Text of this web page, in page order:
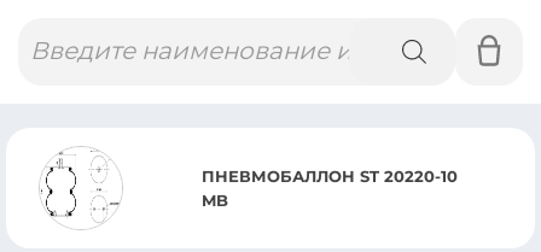
товаров
ПНЕВМОБАЛЛОН ST 20220-10
MB